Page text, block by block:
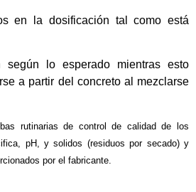
en la dosificación tal como está
según lo esperado mientras esto
a partir del concreto al mezclarse
rutinarias de control de calidad de los
pH, y solidos (residuos por secado) y
por el fabricante.